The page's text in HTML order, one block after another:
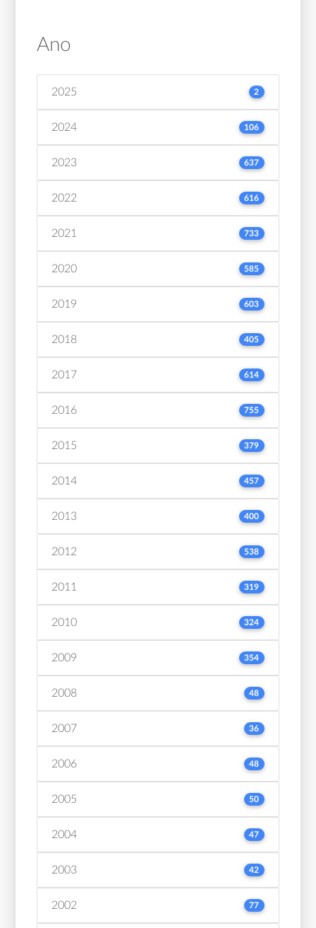
Ano
2025 2
2024 106
2023 637
2022 616
2021 733
2020 585
2019 603
2018 405
2017 614
2016 755
2015 379
2014 457
2013 400
2012 538
2011 319
2010 324
2009 354
2008 48
2007 36
2006 48
2005 50
2004 47
2003 42
2002 77